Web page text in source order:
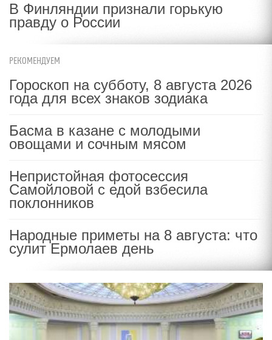
В Финляндии признали горькую
правду о России
РЕКОМЕНДУЕМ
Гороскоп на субботу, 8 августа 2026
года для всех знаков зодиака
Басма в казане с молодыми
овощами и сочным мясом
Непристойная фотосессия
Самойловой с едой взбесила
поклонников
Народные приметы на 8 августа: что
сулит Ермолаев день